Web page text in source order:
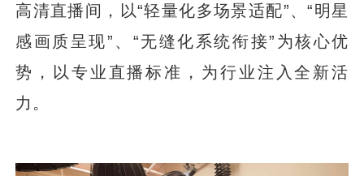
高清直播间，以“轻量化多场景适配”、“明星
感画质呈现”、“无缝化系统衔接”为核心优
势，以专业直播标准，为行业注入全新活
力。